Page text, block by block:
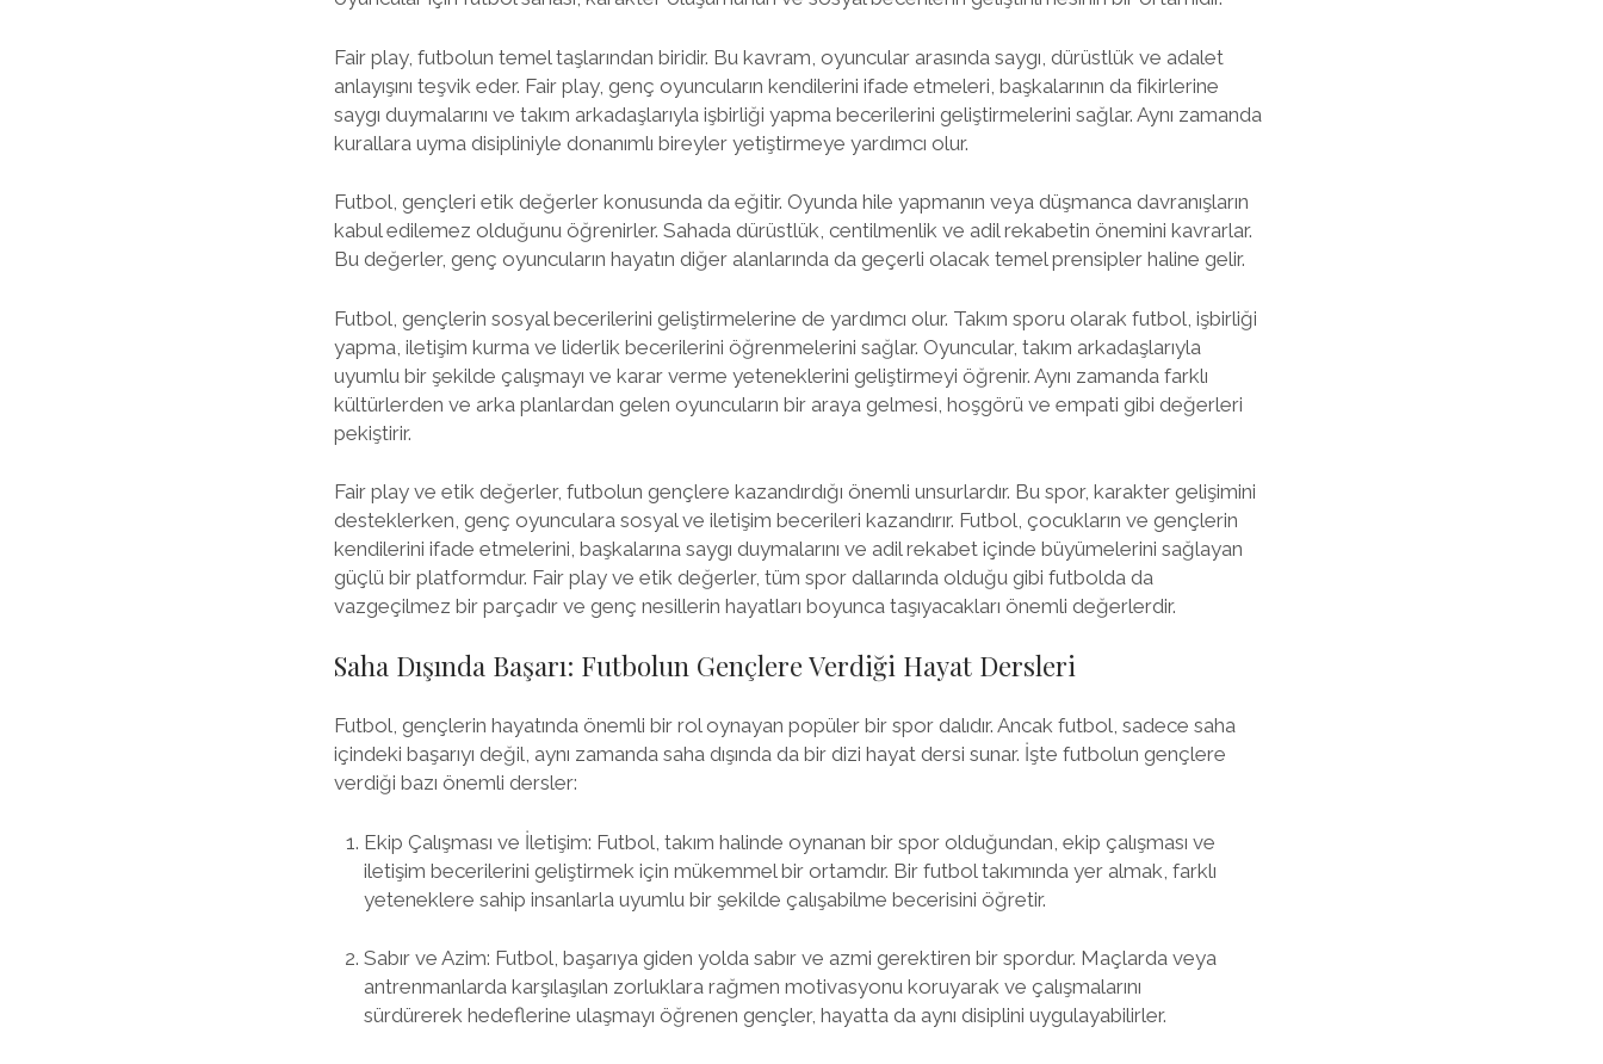
Fair play, futbolun temel taşlarından biridir. Bu kavram, oyuncular arasında saygı, dürüstlük ve adalet
anlayışını teşvik eder. Fair play, genç oyuncuların kendilerini ifade etmeleri, başkalarının da fikirlerine
saygı duymalarını ve takım arkadaşlarıyla işbirliği yapma becerilerini geliştirmelerini sağlar. Aynı zamanda
kurallara uyma disipliniyle donanımlı bireyler yetiştirmeye yardımcı olur.
Futbol, gençleri etik değerler konusunda da eğitir. Oyunda hile yapmanın veya düşmanca davranışların
kabul edilemez olduğunu öğrenirler. Sahada dürüstlük, centilmenlik ve adil rekabetin önemini kavrarlar.
Bu değerler, genç oyuncuların hayatın diğer alanlarında da geçerli olacak temel prensipler haline gelir.
Futbol, gençlerin sosyal becerilerini geliştirmelerine de yardımcı olur. Takım sporu olarak futbol, işbirliği
yapma, iletişim kurma ve liderlik becerilerini öğrenmelerini sağlar. Oyuncular, takım arkadaşlarıyla
uyumlu bir şekilde çalışmayı ve karar verme yeteneklerini geliştirmeyi öğrenir. Aynı zamanda farklı
kültürlerden ve arka planlardan gelen oyuncuların bir araya gelmesi, hoşgörü ve empati gibi değerleri
pekiştirir.
Fair play ve etik değerler, futbolun gençlere kazandırdığı önemli unsurlardır. Bu spor, karakter gelişimini
desteklerken, genç oyunculara sosyal ve iletişim becerileri kazandırır. Futbol, çocukların ve gençlerin
kendilerini ifade etmelerini, başkalarına saygı duymalarını ve adil rekabet içinde büyümelerini sağlayan
güçlü bir platformdur. Fair play ve etik değerler, tüm spor dallarında olduğu gibi futbolda da
vazgeçilmez bir parçadır ve genç nesillerin hayatları boyunca taşıyacakları önemli değerlerdir.
Saha Dışında Başarı: Futbolun Gençlere Verdiği Hayat Dersleri
Futbol, gençlerin hayatında önemli bir rol oynayan popüler bir spor dalıdır. Ancak futbol, sadece saha
içindeki başarıyı değil, aynı zamanda saha dışında da bir dizi hayat dersi sunar. İşte futbolun gençlere
verdiği bazı önemli dersler:
Ekip Çalışması ve İletişim: Futbol, takım halinde oynanan bir spor olduğundan, ekip çalışması ve
iletişim becerilerini geliştirmek için mükemmel bir ortamdır. Bir futbol takımında yer almak, farklı
yeteneklere sahip insanlarla uyumlu bir şekilde çalışabilme becerisini öğretir.
Sabır ve Azim: Futbol, başarıya giden yolda sabır ve azmi gerektiren bir spordur. Maçlarda veya
antrenmanlarda karşılaşılan zorluklara rağmen motivasyonu koruyarak ve çalışmalarını
sürdürerek hedeflerine ulaşmayı öğrenen gençler, hayatta da aynı disiplini uygulayabilirler.